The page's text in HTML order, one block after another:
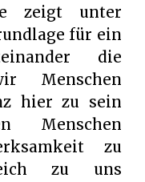
zeigt unter
für ein
die
Menschen
hier zu sein
Menschen
zu
zu uns